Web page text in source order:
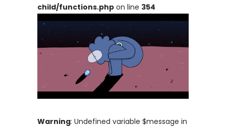
child/functions.php on line 354
Warning: Undefined variable $message in